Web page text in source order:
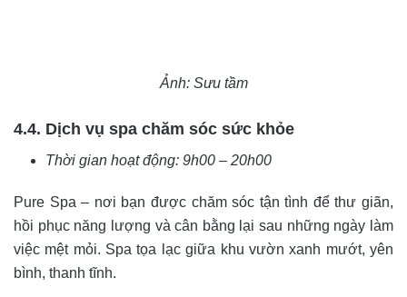
Ảnh: Sưu tầm
4.4. Dịch vụ spa chăm sóc sức khỏe
Thời gian hoạt động: 9h00 – 20h00
Pure Spa – nơi bạn được chăm sóc tận tình để thư giãn,
hồi phục năng lượng và cân bằng lại sau những ngày làm
việc mệt mỏi. Spa tọa lạc giữa khu vườn xanh mướt, yên
bình, thanh tĩnh.